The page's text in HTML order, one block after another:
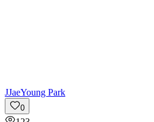
JJaeYoung Park
0